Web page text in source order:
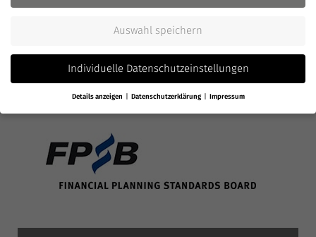
Auswahl speichern
Individuelle Datenschutzeinstellungen
Details anzeigen Datenschutzerklärung Impressum
Datenschutzeinstellungen
Wir verwenden Cookies und andere Technologien auf unserer
Website. Einige von ihnen sind essenziell, während andere uns helfen,